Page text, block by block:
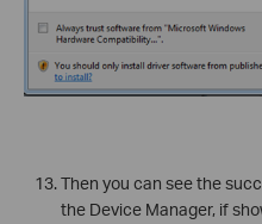
Then you can see the
the Device Manager, if